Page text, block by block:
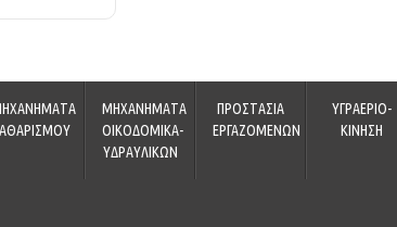
ΜΗΧΑΝΗΜΑΤΑ
ΟΙΚΟΔΟΜΙΚΑ-
ΥΔΡΑΥΛΙΚΩΝ
ΠΡΟΣΤΑΣΙΑ
ΕΡΓΑΖΟΜΕΝΩΝ
ΥΓΡΑΕΡΙΟ-
ΚΙΝΗΣΗ